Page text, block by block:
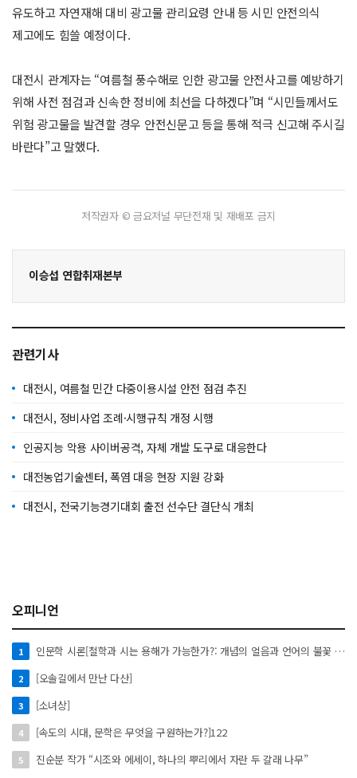
유도하고 자연재해 대비 광고물 관리요령 안내 등 시민 안전의식
제고에도 힘쓸 예정이다.
대전시 관계자는 “여름철 풍수해로 인한 광고물 안전사고를 예방하기
위해 사전 점검과 신속한 정비에 최선을 다하겠다”며 “시민들께서도
위험 광고물을 발견할 경우 안전신문고 등을 통해 적극 신고해 주시길
바란다”고 말했다.
저작권자 © 금요저널 무단전재 및 재배포 금지
이승섭 연합취재본부
관련기사
대전시, 여름철 민간 다중이용시설 안전 점검 추진
대전시, 정비사업 조례·시행규칙 개정 시행
인공지능 악용 사이버공격, 자체 개발 도구로 대응한다
대전농업기술센터, 폭염 대응 현장 지원 강화
대전시, 전국기능경기대회 출전 선수단 결단식 개최
오피니언
1 인문학 시론[철학과 시는 용해가 가능한가?: 개념의 얼음과 언어의 불꽃 사이에서]
2 [오솔길에서 만난 다산]
3 [소녀상]
4 [속도의 시대, 문학은 무엇을 구원하는가?]122
5 진순분 작가 “시조와 에세이, 하나의 뿌리에서 자란 두 갈래 나무”